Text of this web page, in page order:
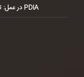
PDIA در عمل: تجربه مدیریت تعارض منافع در ایران